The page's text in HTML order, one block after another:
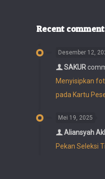
Recent
Desember 12,
SAKUR
Menyisipkan
pada Kartu
Mei 19, 2025
Aliansyah
Pekan Seleksi